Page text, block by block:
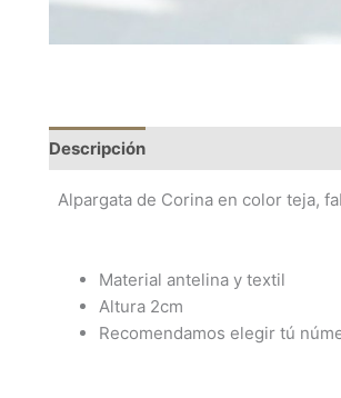
Descripción
Alpargata de Corina en color teja,
Material antelina y textil
Altura 2cm
Recomendamos elegir tú